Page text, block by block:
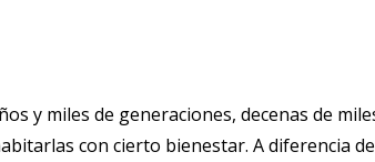
y miles de generaciones, decenas de
con cierto bienestar. A diferencia